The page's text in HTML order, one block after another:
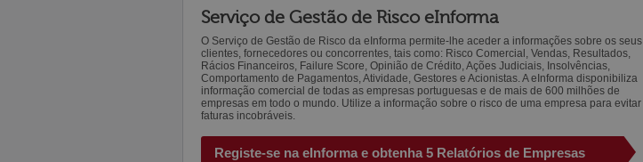
Serviço de Gestão de Risco eInforma
O Serviço de Gestão de Risco da eInforma permite-lhe aceder a informações sobre os seus
clientes, fornecedores ou concorrentes, tais como: Risco Comercial, Vendas, Resultados,
Rácios Financeiros, Failure Score, Opinião de Crédito, Ações Judiciais, Insolvências,
Comportamento de Pagamentos, Atividade, Gestores e Acionistas. A eInforma disponibiliza
informação comercial de todas as empresas portuguesas e de mais de 600 milhões de
empresas em todo o mundo. Utilize a informação sobre o risco de uma empresa para evitar
faturas incobráveis.
Registe-se na eInforma e obtenha 5 Relatórios de Empresas